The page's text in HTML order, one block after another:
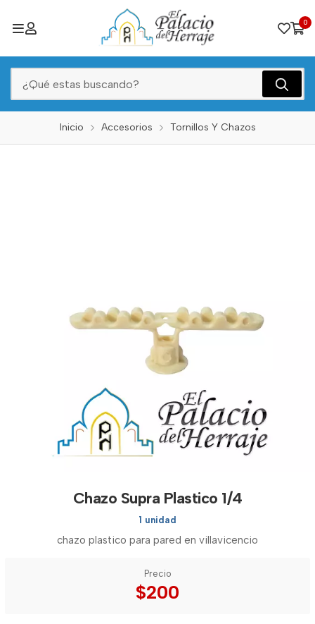
0
Inicio Accesorios Tornillos Y Chazos
Chazo Supra Plastico 1/4
1 unidad
chazo plastico para pared en villavicencio
Precio
$200